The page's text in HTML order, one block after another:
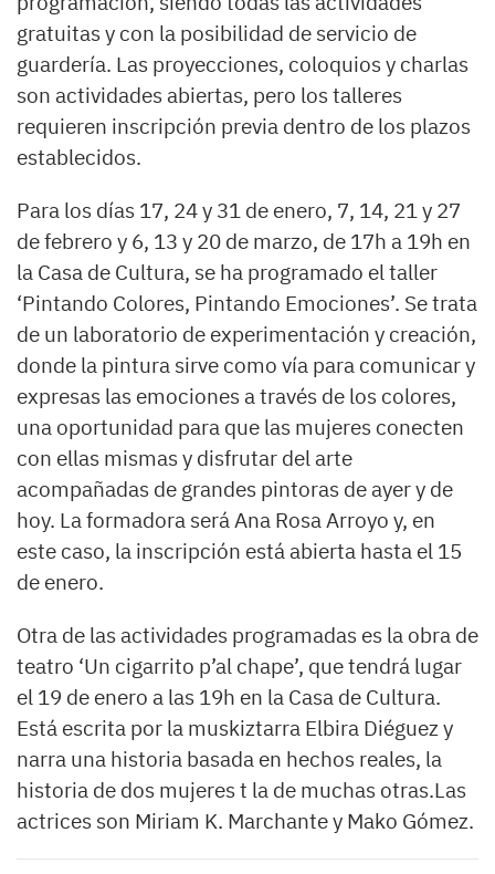
gratuitas y con la posibilidad de servicio de
guardería. Las proyecciones, coloquios y charlas
son actividades abiertas, pero los talleres
requieren inscripción previa dentro de los plazos
establecidos.
Para los días 17, 24 y 31 de enero, 7, 14, 21 y 27
de febrero y 6, 13 y 20 de marzo, de 17h a 19h en
la Casa de Cultura, se ha programado el taller
‘Pintando Colores, Pintando Emociones’. Se trata
de un laboratorio de experimentación y creación,
donde la pintura sirve como vía para comunicar y
expresas las emociones a través de los colores,
una oportunidad para que las mujeres conecten
con ellas mismas y disfrutar del arte
acompañadas de grandes pintoras de ayer y de
hoy. La formadora será Ana Rosa Arroyo y, en
este caso, la inscripción está abierta hasta el 15
de enero.
Otra de las actividades programadas es la obra de
teatro ‘Un cigarrito p’al chape’, que tendrá lugar
el 19 de enero a las 19h en la Casa de Cultura.
Está escrita por la muskiztarra Elbira Diéguez y
narra una historia basada en hechos reales, la
historia de dos mujeres t la de muchas otras.Las
actrices son Miriam K. Marchante y Mako Gómez.